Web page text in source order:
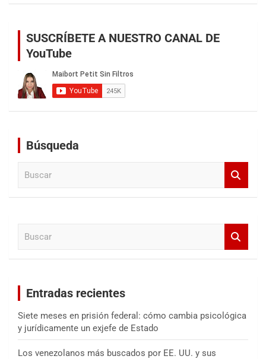
SUSCRÍBETE A NUESTRO CANAL DE
YouTube
Búsqueda
Entradas recientes
Siete meses en prisión federal: cómo cambia psicológica
y jurídicamente un exjefe de Estado
Los venezolanos más buscados por EE. UU. y sus